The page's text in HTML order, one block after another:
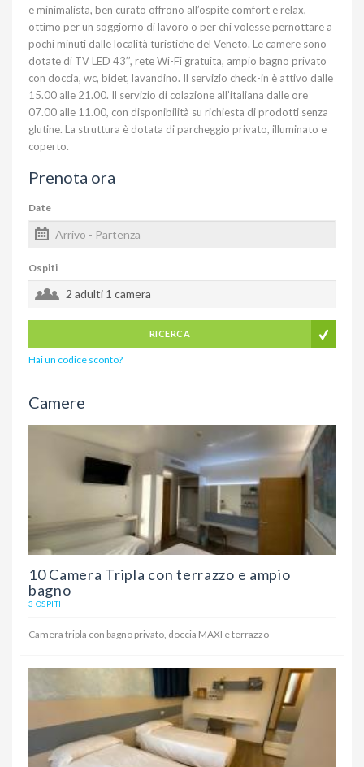
e minimalista, ben curato offrono all’ospite comfort e relax,
ottimo per un soggiorno di lavoro o per chi volesse pernottare a
pochi minuti dalle località turistiche del Veneto. Le camere sono
dotate di TV LED 43’’, rete Wi-Fi gratuita, ampio bagno privato
con doccia, wc, bidet, lavandino. Il servizio check-in è attivo dalle
15.00 alle 21.00. Il servizio di colazione all’italiana dalle ore
07.00 alle 11.00, con disponibilità su richiesta di prodotti senza
glutine. La struttura è dotata di parcheggio privato, illuminato e
coperto.
Prenota ora
Date
Ospiti
2 adulti 1 camera
RICERCA
Hai un codice sconto?
Camere
10 Camera Tripla con terrazzo e ampio
bagno
3 OSPITI
Camera tripla con bagno privato, doccia MAXI e terrazzo